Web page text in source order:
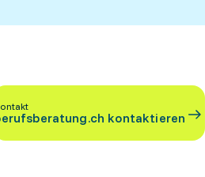
kontaktieren